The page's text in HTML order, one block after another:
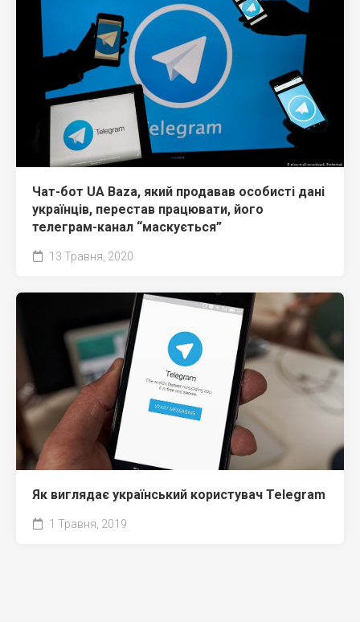
Чат-бот UA Baza, який продавав особисті дані
українців, перестав працювати, його
телеграм-канал “маскується”
13 Травня, 2020
Як виглядає український користувач Telegram
1 Травня, 2019